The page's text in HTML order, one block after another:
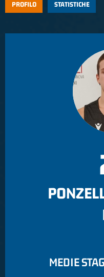
PROFILO STATISTICHE
MEDIE